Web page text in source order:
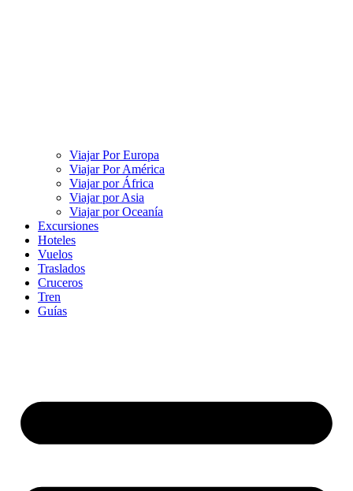
Viajar Por Europa
Viajar Por América
Viajar por África
Viajar por Asia
Viajar por Oceanía
Excursiones
Hoteles
Vuelos
Traslados
Cruceros
Tren
Guías